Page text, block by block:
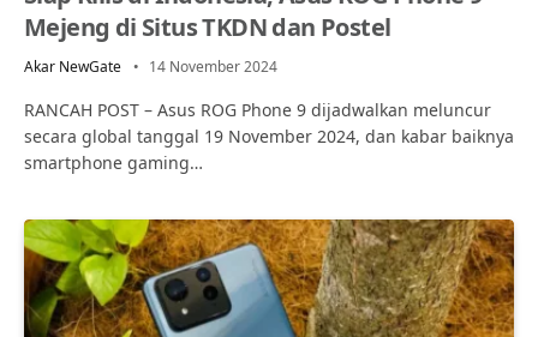
Mejeng di Situs TKDN dan Postel
Akar NewGate 14 November 2024
RANCAH POST – Asus ROG Phone 9 dijadwalkan meluncur
secara global tanggal 19 November 2024, dan kabar baiknya
smartphone gaming…